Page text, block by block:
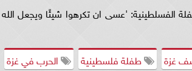
الفسلطينية: 'عسى ان تكرهوا شيئًا ويجعل الله
غزة طفلة فلسطينية
الحرب في غزة